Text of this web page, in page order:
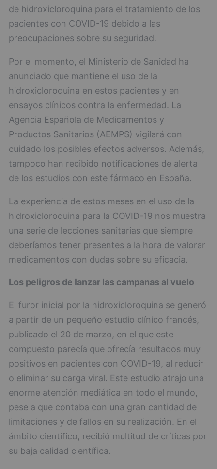
de hidroxicloroquina para el tratamiento de los
pacientes con COVID-19 debido a las
preocupaciones sobre su seguridad.
Por el momento, el Ministerio de Sanidad ha
anunciado que mantiene el uso de la
hidroxicloroquina en estos pacientes y en
ensayos clínicos contra la enfermedad. La
Agencia Española de Medicamentos y
Productos Sanitarios (AEMPS) vigilará con
cuidado los posibles efectos adversos. Además,
tampoco han recibido notificaciones de alerta
de los estudios con este fármaco en España.
La experiencia de estos meses en el uso de la
hidroxicloroquina para la COVID-19 nos muestra
una serie de lecciones sanitarias que siempre
deberíamos tener presentes a la hora de valorar
medicamentos con dudas sobre su eficacia.
Los peligros de lanzar las campanas al vuelo
El furor inicial por la hidroxicloroquina se generó
a partir de un pequeño estudio clínico francés,
publicado el 20 de marzo, en el que este
compuesto parecía que ofrecía resultados muy
positivos en pacientes con COVID-19, al reducir
o eliminar su carga viral. Este estudio atrajo una
enorme atención mediática en todo el mundo,
pese a que contaba con una gran cantidad de
limitaciones y de fallos en su realización. En el
ámbito científico, recibió multitud de críticas por
su baja calidad científica.